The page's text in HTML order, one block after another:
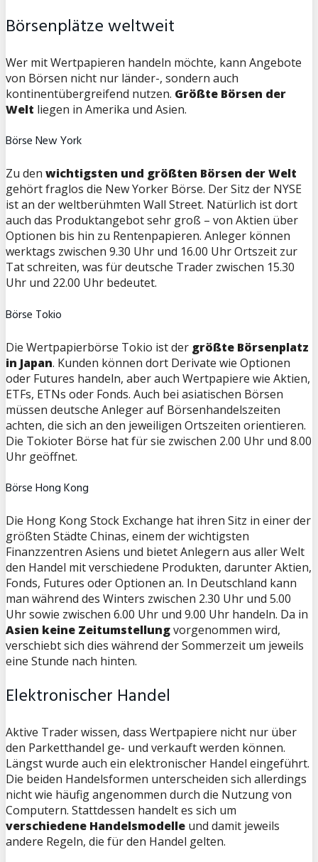
Börsenplätze weltweit
Wer mit Wertpapieren handeln möchte, kann Angebote
von Börsen nicht nur länder-, sondern auch
kontinentübergreifend nutzen. Größte Börsen der
Welt liegen in Amerika und Asien.
Börse New York
Zu den wichtigsten und größten Börsen der Welt
gehört fraglos die New Yorker Börse. Der Sitz der NYSE
ist an der weltberühmten Wall Street. Natürlich ist dort
auch das Produktangebot sehr groß – von Aktien über
Optionen bis hin zu Rentenpapieren. Anleger können
werktags zwischen 9.30 Uhr und 16.00 Uhr Ortszeit zur
Tat schreiten, was für deutsche Trader zwischen 15.30
Uhr und 22.00 Uhr bedeutet.
Börse Tokio
Die Wertpapierbörse Tokio ist der größte Börsenplatz
in Japan. Kunden können dort Derivate wie Optionen
oder Futures handeln, aber auch Wertpapiere wie Aktien,
ETFs, ETNs oder Fonds. Auch bei asiatischen Börsen
müssen deutsche Anleger auf Börsenhandelszeiten
achten, die sich an den jeweiligen Ortszeiten orientieren.
Die Tokioter Börse hat für sie zwischen 2.00 Uhr und 8.00
Uhr geöffnet.
Börse Hong Kong
Die Hong Kong Stock Exchange hat ihren Sitz in einer der
größten Städte Chinas, einem der wichtigsten
Finanzzentren Asiens und bietet Anlegern aus aller Welt
den Handel mit verschiedene Produkten, darunter Aktien,
Fonds, Futures oder Optionen an. In Deutschland kann
man während des Winters zwischen 2.30 Uhr und 5.00
Uhr sowie zwischen 6.00 Uhr und 9.00 Uhr handeln. Da in
Asien keine Zeitumstellungvorgenommen wird,
verschiebt sich dies während der Sommerzeit um jeweils
eine Stunde nach hinten.
Elektronischer Handel
Aktive Trader wissen, dass Wertpapiere nicht nur über
den Parketthandel ge- und verkauft werden können.
Längst wurde auch ein elektronischer Handel eingeführt.
Die beiden Handelsformen unterscheiden sich allerdings
nicht wie häufig angenommen durch die Nutzung von
Computern. Stattdessen handelt es sich um
verschiedene Handelsmodelle und damit jeweils
andere Regeln, die für den Handel gelten.